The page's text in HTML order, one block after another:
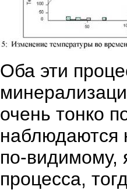
Оба эти
очень тонко
наблюдаются
по-видимому,
процесса,